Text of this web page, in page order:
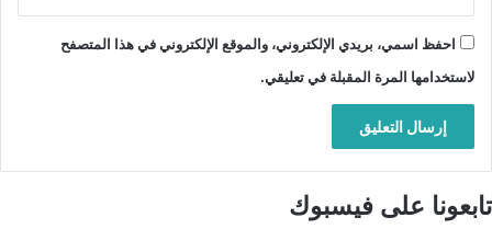
احفظ اسمي، بريدي الإلكتروني، والموقع الإلكتروني في هذا المتصفح
لاستخدامها المرة المقبلة في تعليقي.
تابعونا على فيسبوك